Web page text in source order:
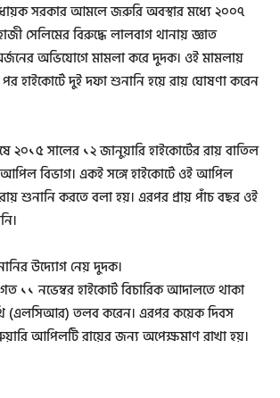
সরকার আমলে জরুরি অবস্থার মধ্যে ২০০৭
সেলিমের বিরুদ্ধে লালবাগ থানায় জ্ঞাত
অভিযোগে মামলা করে দুদক। ওই মামলায়
হাইকোর্টে দুই দফা শুনানি হয়ে রায় ঘোষণা করেন
২০১৫ সালের ১২ জানুয়ারি হাইকোর্টের রায় বাতিল
আপিল বিভাগ। একই সঙ্গে হাইকোর্টে ওই আপিল
শুনানি করতে বলা হয়। এরপর প্রায় পাঁচ বছর ওই
উদ্যোগ নেয় দুদক।
১১ নভেম্বর হাইকোর্ট বিচারিক আদালতে থাকা
(এলসিআর) তলব করেন। এরপর কয়েক দিবস
আপিলটি রায়ের জন্য অপেক্ষমাণ রাখা হয়।